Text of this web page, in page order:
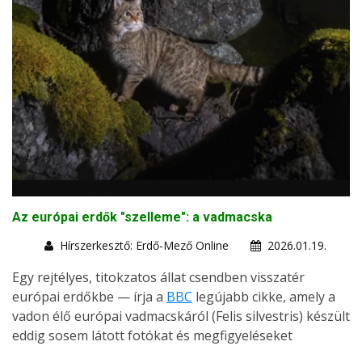
Az európai erdők "szelleme": a vadmacska
Hírszerkesztő: Erdő-Mező Online
2026.01.19.
Egy rejtélyes, titokzatos állat csendben visszatér
európai erdőkbe — írja a BBC legújabb cikke, amely a
vadon élő európai vadmacskáról (Felis silvestris) készült
eddig sosem látott fotókat és megfigyeléseket